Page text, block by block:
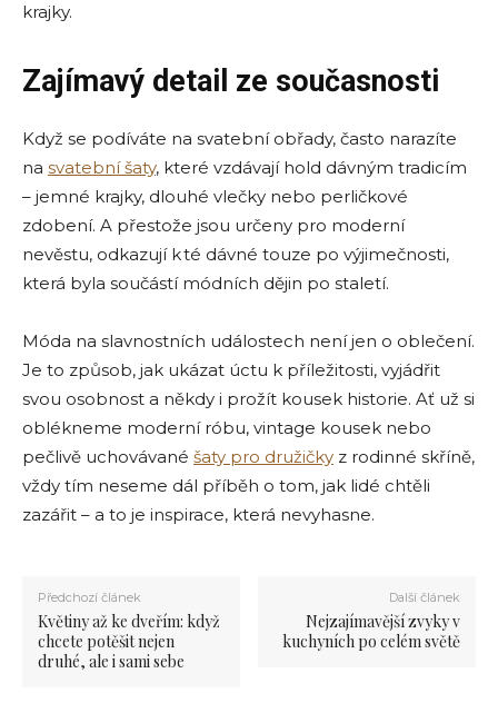
krajky.
Zajímavý detail ze současnosti
Když se podíváte na svatební obřady, často narazíte
na svatební šaty, které vzdávají hold dávným tradicím
– jemné krajky, dlouhé vlečky nebo perličkové
zdobení. A přestože jsou určeny pro moderní
nevěstu, odkazují k té dávné touze po výjimečnosti,
která byla součástí módních dějin po staletí.
Móda na slavnostních událostech není jen o oblečení.
Je to způsob, jak ukázat úctu k příležitosti, vyjádřit
svou osobnost a někdy i prožít kousek historie. Ať už si
oblékneme moderní róbu, vintage kousek nebo
pečlivě uchovávané šaty pro družičky z rodinné skříně,
vždy tím neseme dál příběh o tom, jak lidé chtěli
zazářit – a to je inspirace, která nevyhasne.
Předchozí článek
Květiny až ke dveřím: když
chcete potěšit nejen
druhé, ale i sami sebe
Další článek
Nejzajímavější zvyky v
kuchyních po celém světě